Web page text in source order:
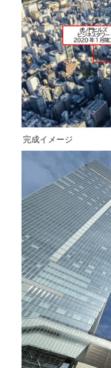
完成イメージ